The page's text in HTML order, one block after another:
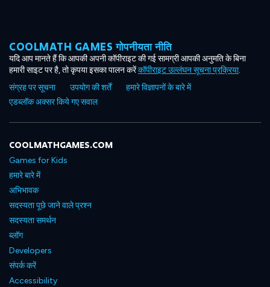
COOLMATH GAMES गोपनीयता नीति
यदि आप मानते हैं कि आपकी अपनी कॉपीराइट की गई सामग्री आपकी अनुमति के बिना
हमारी साइट पर है, तो कृपया इसका पालन करेंकॉपीराइट उल्लंघन सूचना प्रक्रिया.
संग्रह पर सूचना
उपयोग की शर्तें
हमारे विज्ञापनों के बारे में
एडब्लॉक अक्सर किये गए सवाल
COOLMATHGAMES.COM
Games for Kids
हमारे बारे में
अभिभावक
सदस्यता पूछे जाने वाले प्रश्न
सदस्यता समर्थन
ब्लॉग
Developers
संपर्क करें
Accessibility